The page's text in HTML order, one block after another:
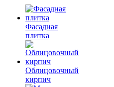
Фасадная
плитка
Облицовочный
кирпич